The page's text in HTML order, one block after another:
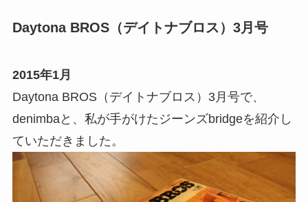
Daytona BROS（デイトナブロス）3月号
2015年1月
Daytona BROS（デイトナブロス）3月号で、
denimbaと、私が手がけたジーンズbridgeを紹介し
ていただきました。